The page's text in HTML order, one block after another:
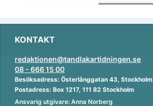
KONTAKT
redaktionen@tandlakartidningen.se
08 - 666 15 00
Besöksadress: Österlånggatan 43, Stockholm
Postadress: Box 1217, 111 82 Stockholm
Ansvarig utgivare: Anna Norberg